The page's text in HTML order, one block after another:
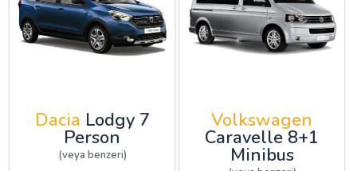
Dacia Lodgy 7
Person
(veya benzeri)
Volkswagen
Caravelle 8+1
Minibus